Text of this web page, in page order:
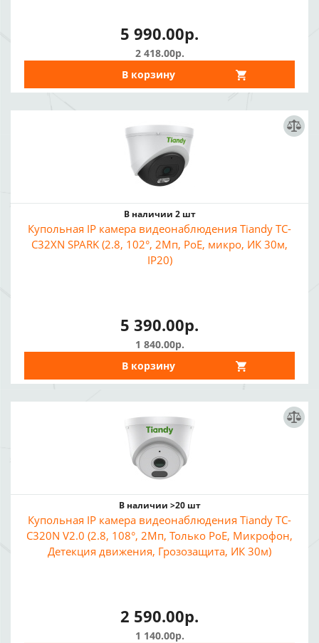
5 990.00р.
2 418.00р.
В корзину
В наличии 2 шт
Купольная IP камера видеонаблюдения Tiandy TC-
C32XN SPARK (2.8, 102°, 2Мп, PoE, микро, ИК 30м,
IP20)
5 390.00р.
1 840.00р.
В корзину
В наличии >20 шт
Купольная IP камера видеонаблюдения Tiandy TC-
C320N V2.0 (2.8, 108°, 2Мп, Только PoE, Микрофон,
Детекция движения, Грозозащита, ИК 30м)
2 590.00р.
1 140.00р.